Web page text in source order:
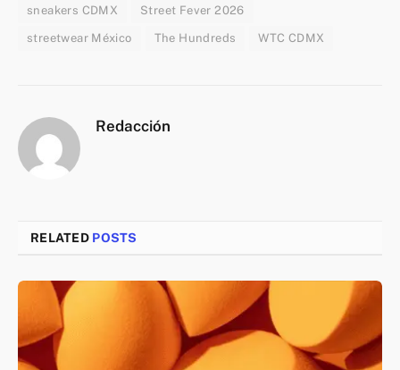
sneakers CDMX Street Fever 2026
streetwear México The Hundreds WTC CDMX
Redacción
RELATED POSTS